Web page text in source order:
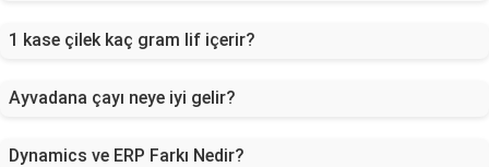
1 kase çilek kaç gram lif içerir?
Ayvadana çayı neye iyi gelir?
Dynamics ve ERP Farkı Nedir?